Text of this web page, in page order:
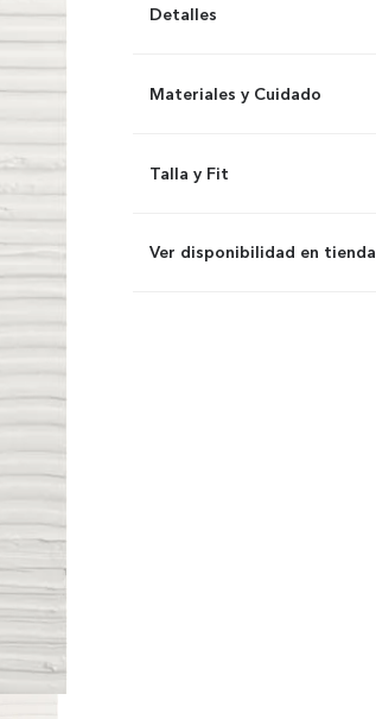
Detalles
Materiales y Cuidado
Talla y Fit
Ver disponibilidad en tienda